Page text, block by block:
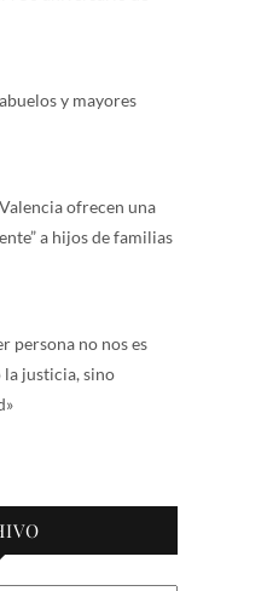
y mayores
ofrecen una
a hijos de familias
persona no nos es
la justicia, sino